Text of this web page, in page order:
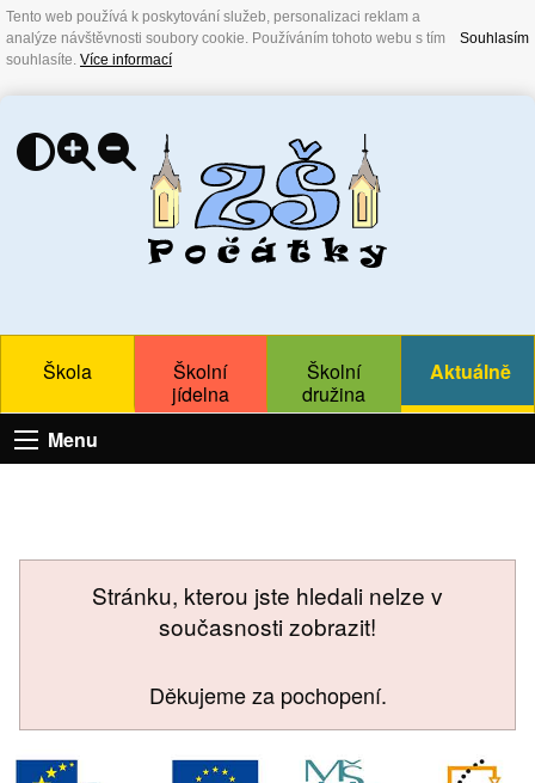
Tento web používá k poskytování služeb, personalizaci reklam a
analýze návštěvnosti soubory cookie. Používáním tohoto webu s tím
souhlasíte. Více informací
Souhlasím
Škola
Školní
jídelna
Školní
družina
Aktuálně
Menu
Stránku, kterou jste hledali nelze v
současnosti zobrazit!
Děkujeme za pochopení.